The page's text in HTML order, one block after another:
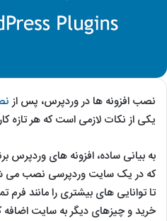
نصب افزونه ها در وردپرس، پس از
یکی از نکات لازمی است که هر تازه
به بیانی ساده، افزونه های وردپرس
که در یک سایت وردپرسی نصب می
تا توانایی های بیشتری را مانند
خرید و چیزهای دیگر به سایت اضافه